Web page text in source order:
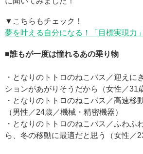
▼こちらもチェック！
夢を叶える自分になる！「目標実現力
■誰もが一度は憧れるあの乗り物
・となりのトトロのねこバス／迎えに
ションがあがりそうだから（女性／31
・となりのトトロのねこバス／高速移
（男性／24歳／機械・精密機器）
・となりのトトロのねこバス／ふわふ
ら、冬の移動に最適だと思う（女性／